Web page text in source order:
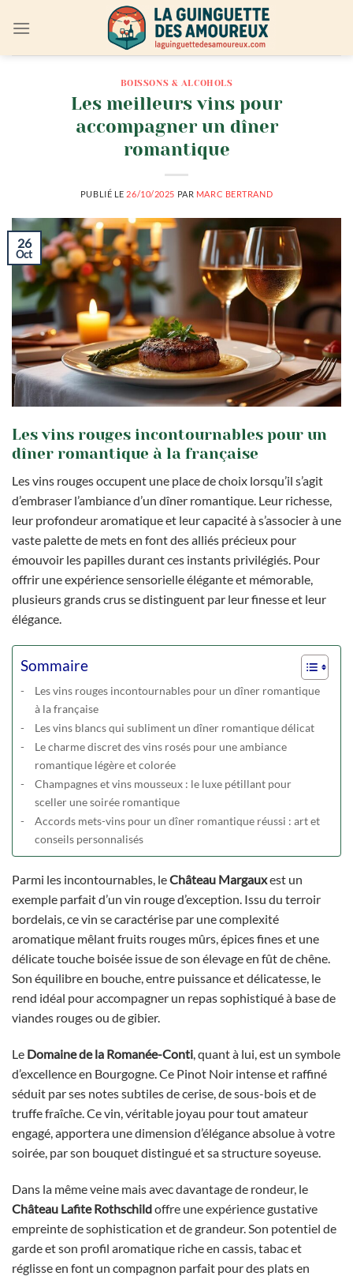
BOISSONS & ALCOHOLS
Les meilleurs vins pour
accompagner un dîner
romantique
PUBLIÉ LE 26/10/2025 PAR MARC BERTRAND
26
Oct
Les vins rouges incontournables pour un
dîner romantique à la française
Les vins rouges occupent une place de choix lorsqu’il s’agit
d’embraser l’ambiance d’un dîner romantique. Leur richesse,
leur profondeur aromatique et leur capacité à s’associer à une
vaste palette de mets en font des alliés précieux pour
émouvoir les papilles durant ces instants privilégiés. Pour
offrir une expérience sensorielle élégante et mémorable,
plusieurs grands crus se distinguent par leur finesse et leur
élégance.
Sommaire
Les vins rouges incontournables pour un dîner romantique
à la française
Les vins blancs qui subliment un dîner romantique délicat
Le charme discret des vins rosés pour une ambiance
romantique légère et colorée
Champagnes et vins mousseux : le luxe pétillant pour
sceller une soirée romantique
Accords mets-vins pour un dîner romantique réussi : art et
conseils personnalisés
Parmi les incontournables, leChâteau Margauxest un
exemple parfait d’un vin rouge d’exception. Issu du terroir
bordelais, ce vin se caractérise par une complexité
aromatique mêlant fruits rouges mûrs, épices fines et une
délicate touche boisée issue de son élevage en fût de chêne.
Son équilibre en bouche, entre puissance et délicatesse, le
rend idéal pour accompagner un repas sophistiqué à base de
viandes rouges ou de gibier.
Le Domaine de la Romanée-Conti , quant à lui, est un symbole
d’excellence en Bourgogne. Ce Pinot Noir intense et raffiné
séduit par ses notes subtiles de cerise, de sous-bois et de
truffe fraîche. Ce vin, véritable joyau pour tout amateur
engagé, apportera une dimension d’élégance absolue à votre
soirée, par son bouquet distingué et sa structure soyeuse.
Dans la même veine mais avec davantage de rondeur, le
Château Lafite Rothschildoffre une expérience gustative
empreinte de sophistication et de grandeur. Son potentiel de
garde et son profil aromatique riche en cassis, tabac et
réglisse en font un compagnon parfait pour des plats en